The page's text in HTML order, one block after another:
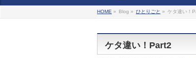
HOME » Blog » ひとりごと » ケタ違い！
ケタ違い！Part2